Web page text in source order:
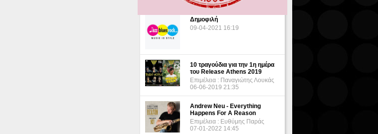
Δημοφιλή
09-04-2021 16:19
10 τραγούδια για την 1η ημέρα
του Release Athens 2019
Επιμέλεια : Παναγιώτης Λουκάς
06-06-2019 21:35
Andrew Neu - Everything
Happens For A Reason
Επιμέλεια : Ευθύμης Παράς
07-01-2022 14:45